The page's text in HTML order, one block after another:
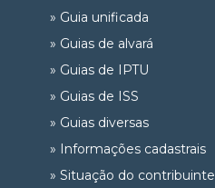
» Guia unificada
» Guias de alvará
» Guias de IPTU
» Guias de ISS
» Guias diversas
» Informações cadastrais
» Situação do contribuinte